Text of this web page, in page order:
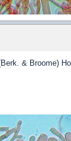
& Broome)